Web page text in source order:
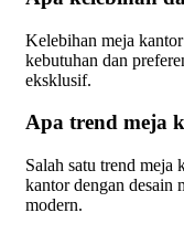
Kelebihan meja
kebutuhan dan
eksklusif.
Apa trend meja
Salah satu trend meja
kantor dengan
modern.